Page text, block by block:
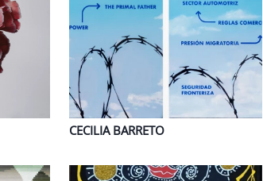
CECILIA BARRETO